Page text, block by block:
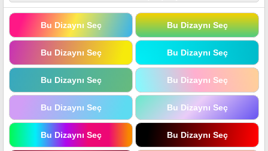
Bu Dizaynı Seç Bu Dizaynı Seç
Bu Dizaynı Seç Bu Dizaynı Seç
Bu Dizaynı Seç Bu Dizaynı Seç
Bu Dizaynı Seç Bu Dizaynı Seç
Bu Dizaynı Seç Bu Dizaynı Seç